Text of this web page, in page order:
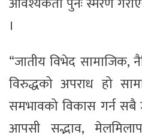
।
“जातीय विभेद सामाजिक,
विरुद्धको अपराध हो
समभावको विकास गर्न सबै
आपसी सद्भाव,